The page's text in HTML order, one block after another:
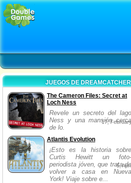
JUEGOS DE
The Cameron Files: Secret at
Loch Ness
Revele un secreto del lago
Ness y una mansión cerca
de lo.
17,
Atlantis Evolution
¡Esto es la historia sobre
Curtis Hewitt un foto-
periodista jóven, que trata de
volver a casa en Nueva
York! Viaje sobre e...
5,